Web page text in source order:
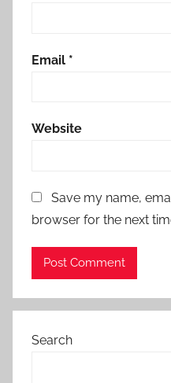
Email *
Website
Save my name,
browser for the next
Search